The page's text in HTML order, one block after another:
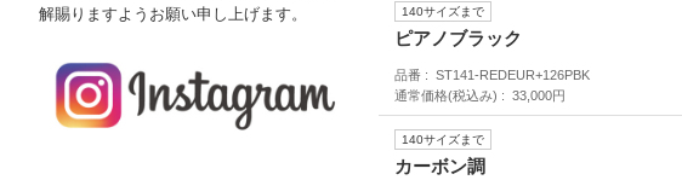
140サイズまで
ピアノブラック
品番
ST141-REDEUR+126PBK
通常価格(税込み)
33,000円
140サイズまで
カーボン調
解賜りますようお願い申し上げます。